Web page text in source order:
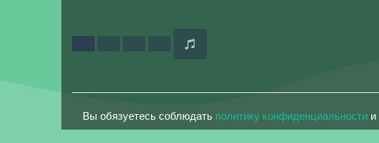
Вы обязуетесь соблюдать политику конфиденциальности и